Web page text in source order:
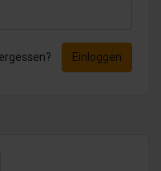
Einloggen